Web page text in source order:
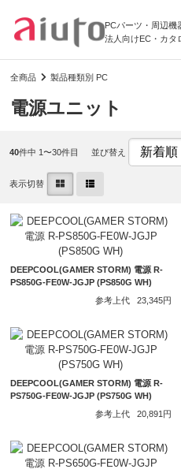
PCパーツ・周辺機
法人向けEC・カタ
全商品 製品種類別 PC
電源ユニット
40件中 1〜30件目 並び替え
表示切替
DEEPCOOL(GAMER STORM) 電源 R-
PS850G-FE0W-JGJP (PS850G WH)
参考上代
23,345円
DEEPCOOL(GAMER STORM) 電源 R-
PS750G-FE0W-JGJP (PS750G WH)
参考上代
20,891円